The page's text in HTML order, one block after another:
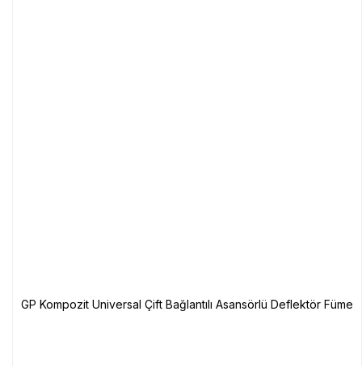
GP Kompozit Universal Çift Bağlantılı Asansörlü Deflektör Füme